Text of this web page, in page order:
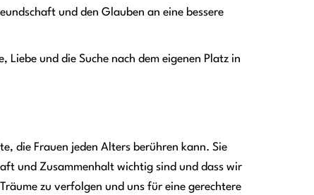
und den Glauben an eine bessere
Liebe und die Suche nach dem eigenen Platz in
die Frauen jeden Alters berühren kann. Sie
und Zusammenhalt wichtig sind und dass wir
zu verfolgen und uns für eine gerechtere